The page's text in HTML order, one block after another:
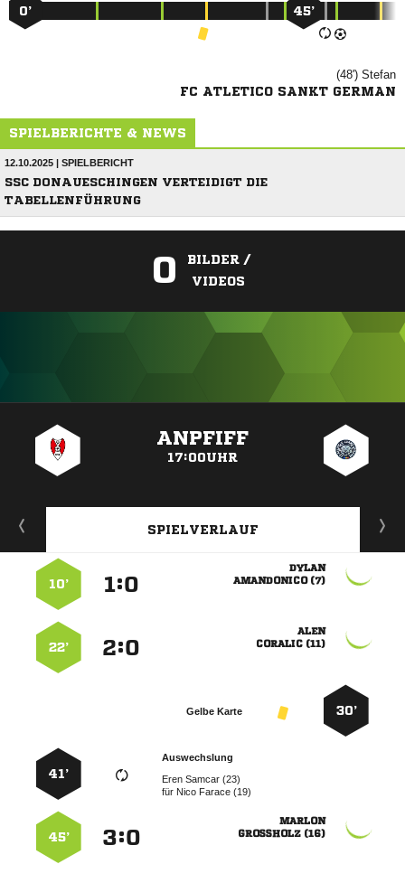
0’ 45’
(48') 
FC ATLETICO SANKT GERMAN
SPIELBERICHTE & NEWS
12.10.2025 | SPIELBERICHT
SSC DONAUESCHINGEN VERTEIDIGT DIE
TABELLENFÜHRUNG
0
BILDER /
VIDEOS
ANPFIFF
17:00UHR
SPIELVERLAUF

 
:
10’

 
:
22’
30’
Gelbe Karte
Auswechslung
  
für   
41’

 
:
45’